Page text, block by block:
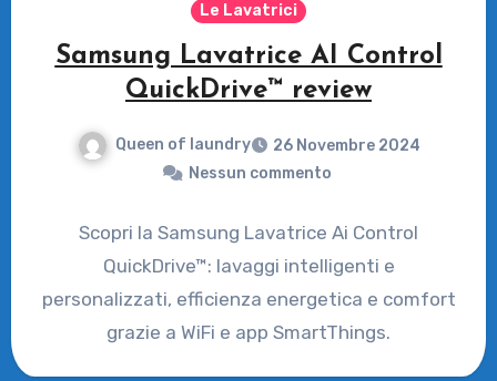
Le Lavatrici
Samsung Lavatrice AI Control
QuickDrive™ review
Queen of laundry
26 Novembre 2024
Nessun commento
Scopri la Samsung Lavatrice Ai Control
QuickDrive™: lavaggi intelligenti e
personalizzati, efficienza energetica e comfort
grazie a WiFi e app SmartThings.